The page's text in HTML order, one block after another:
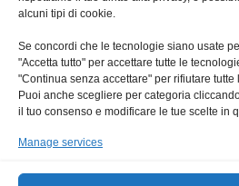
alcuni tipi di cookie.
Se concordi che le tecnologie siano usate
"Accetta tutto" per accettare tutte le
"Continua senza accettare" per rifiutare
Puoi anche scegliere per categoria
il tuo consenso e modificare le tue scelte in
Manage services
Facebook
Privacy e
Sono